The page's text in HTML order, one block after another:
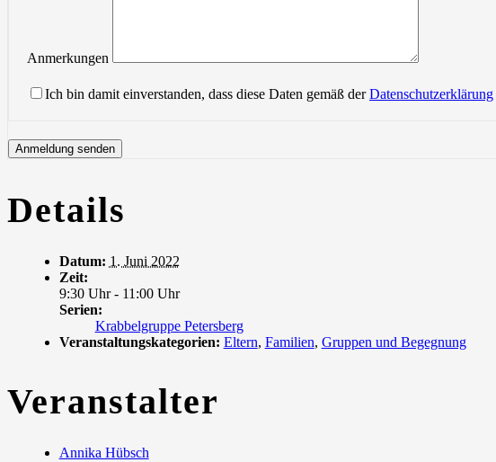
Anmerkungen
Ich bin damit einverstanden, dass diese Daten gemäß derDatenschutzerklärung
Details
Datum: 1. Juni 2022
Zeit:
9:30 Uhr - 11:00 Uhr
Serien:
Krabbelgruppe Petersberg
Veranstaltungskategorien: Eltern, Familien, Gruppen und Begegnung
Veranstalter
Annika Hübsch